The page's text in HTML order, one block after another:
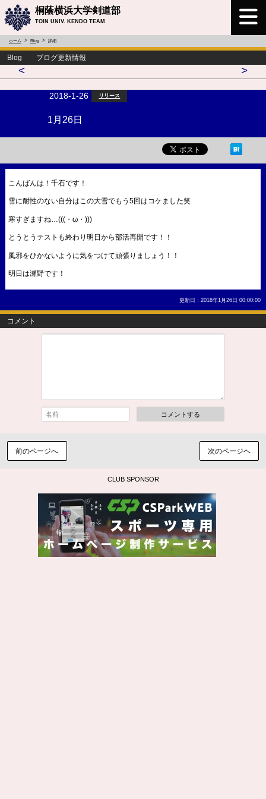
桐蔭横浜大学剣道部
TOIN UNIV. KENDO TEAM
ホーム Blog 詳細
Blog ブログ更新情報
< >
2018-1-26 リリース
1月26日
こんばんは！千石です！
雪に耐性のない自分はこの大雪でもう5回はコケました笑
寒すぎますね…(((・ω・)))
とうとうテストも終わり明日から部活再開です！！
風邪をひかないように気をつけて頑張りましょう！！
明日は瀬野です！
更新日：2018年1月26日 00:00:00
コメント
コメントする
前のページへ 次のページヘ
CLUB SPONSOR